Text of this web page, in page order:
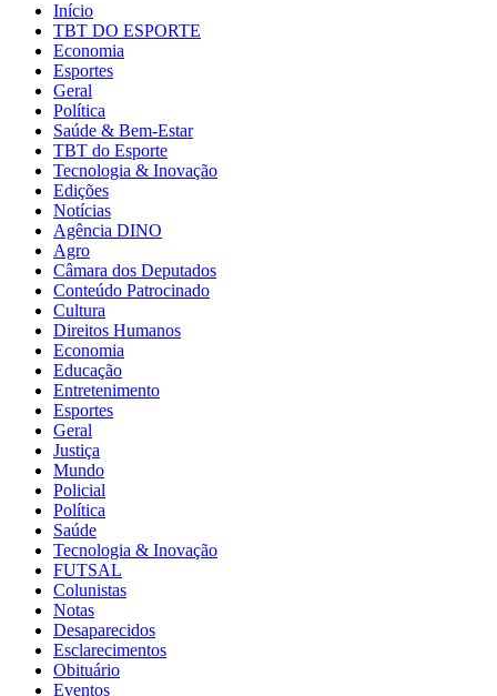
Início
TBT DO ESPORTE
Economia
Esportes
Geral
Política
Saúde & Bem-Estar
TBT do Esporte
Tecnologia & Inovação
Edições
Notícias
Agência DINO
Agro
Câmara dos Deputados
Conteúdo Patrocinado
Cultura
Direitos Humanos
Economia
Educação
Entretenimento
Esportes
Geral
Justiça
Mundo
Policial
Política
Saúde
Tecnologia & Inovação
FUTSAL
Colunistas
Notas
Desaparecidos
Esclarecimentos
Obituário
Eventos